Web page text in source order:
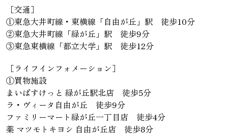
［交通］
①東急大井町線・東横線「自由が丘」駅 徒歩10分
②東急大井町線「緑が丘」駅 徒歩9分
③東急東横線「都立大学」駅 徒歩12分
［ライフインフォメーション］
①買物施設
まいばすけっと 緑が丘駅北店 徒歩5分
ラ・ヴィータ自由が丘 徒歩9分
ファミリーマート緑が丘一丁目店 徒歩4分
薬 マツモトキヨシ 自由が丘店 徒歩8分